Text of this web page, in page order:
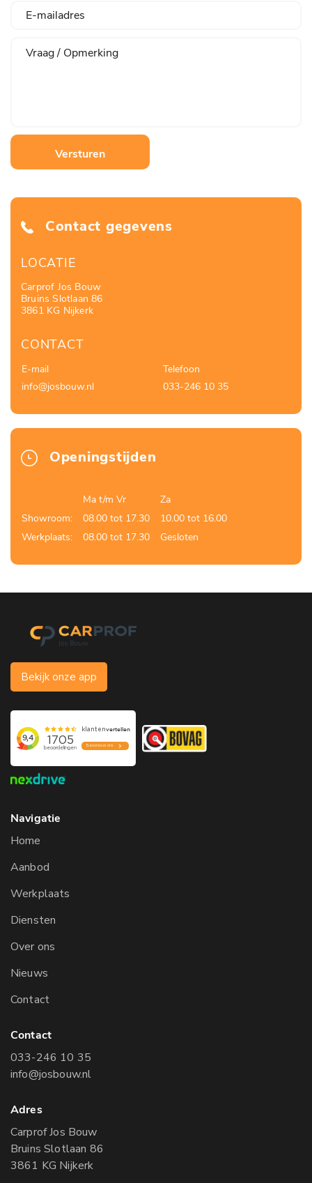
Versturen
Contact gegevens
LOCATIE
Carprof Jos Bouw
Bruins Slotlaan 86
3861 KG Nijkerk
CONTACT
E-mail
info@josbouw.nl
Telefoon
033-246 10 35
Openingstijden
Ma t/m Vr
Za
Showroom:
08.00 tot 17.30
10.00 tot 16.00
Werkplaats:
08.00 tot 17.30 Gesloten
Bekijk onze app
Navigatie
Home
Aanbod
Werkplaats
Diensten
Over ons
Nieuws
Contact
Contact
033-246 10 35
info@josbouw.nl
Adres
Carprof Jos Bouw
Bruins Slotlaan 86
3861 KG Nijkerk